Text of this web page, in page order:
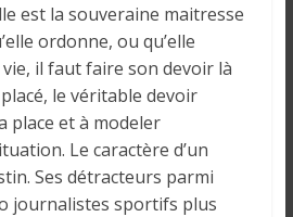
est la souveraine maitresse
ordonne, ou qu’elle
il faut faire son devoir là
le véritable devoir
place et à modeler
Le caractère d’un
Ses détracteurs parmi
journalistes sportifs plus